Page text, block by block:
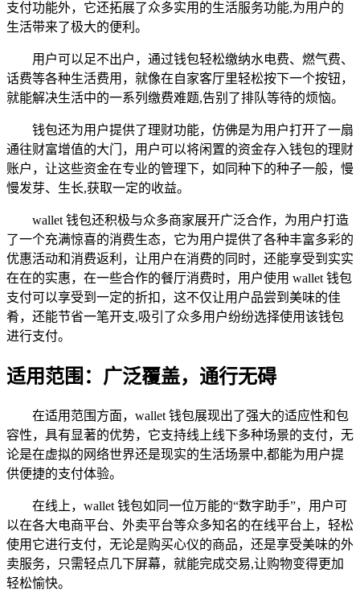
支付功能外，它还拓展了众多实用的生活服务功能,为用户的
生活带来了极大的便利。
用户可以足不出户，通过钱包轻松缴纳水电费、燃气费、
话费等各种生活费用，就像在自家客厅里轻松按下一个按钮，
就能解决生活中的一系列缴费难题,告别了排队等待的烦恼。
钱包还为用户提供了理财功能，仿佛是为用户打开了一扇
通往财富增值的大门，用户可以将闲置的资金存入钱包的理财
账户，让这些资金在专业的管理下，如同种下的种子一般，慢
慢发芽、生长,获取一定的收益。
wallet 钱包还积极与众多商家展开广泛合作，为用户打造
了一个充满惊喜的消费生态，它为用户提供了各种丰富多彩的
优惠活动和消费返利，让用户在消费的同时，还能享受到实实
在在的实惠，在一些合作的餐厅消费时，用户使用 wallet 钱包
支付可以享受到一定的折扣，这不仅让用户品尝到美味的佳
肴，还能节省一笔开支,吸引了众多用户纷纷选择使用该钱包
进行支付。
适用范围：广泛覆盖，通行无碍
在适用范围方面，wallet 钱包展现出了强大的适应性和包
容性，具有显著的优势，它支持线上线下多种场景的支付，无
论是在虚拟的网络世界还是现实的生活场景中,都能为用户提
供便捷的支付体验。
在线上，wallet 钱包如同一位万能的“数字助手”，用户可
以在各大电商平台、外卖平台等众多知名的在线平台上，轻松
使用它进行支付，无论是购买心仪的商品，还是享受美味的外
卖服务，只需轻点几下屏幕，就能完成交易,让购物变得更加
轻松愉快。